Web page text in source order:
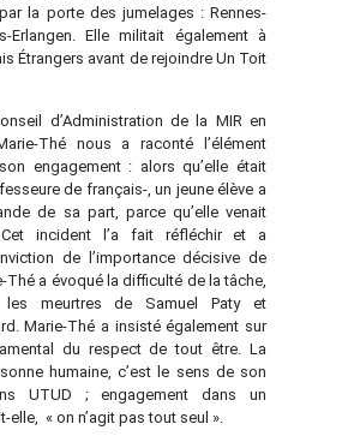
la porte des jumelages : Rennes-
Erlangen. Elle militait également à
Étrangers avant de rejoindre Un Toit
d’Administration de la MIR en
Thé nous a raconté l’élément
engagement : alors qu’elle était
de français-, un jeune élève a
de sa part, parce qu’elle venait
Cet incident l’a fait réfléchir et a
de l’importance décisive de
Thé a évoqué la difficulté de la tâche,
les meurtres de Samuel Paty et
Marie-Thé a insisté également sur
du respect de tout être. La
humaine, c’est le sens de son
UTUD ; engagement dans un
elle, « on n’agit pas tout seul ».